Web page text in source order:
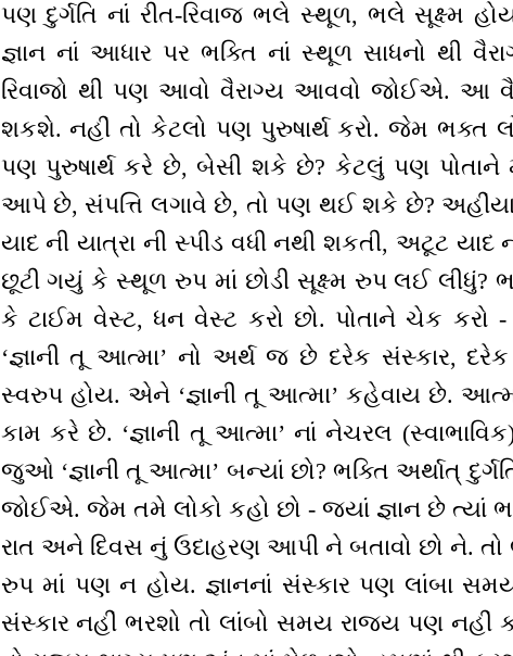
પણ દુર્ગતિ નાં રીત-રિવાજ ભલે સ્થૂળ, ભલે સૂક્ષ્મ
જ્ઞાન નાં આધાર પર ભક્તિ નાં સ્થૂળ સાધનો થી
રિવાજો થી પણ આવો વૈરાગ્ય આવવો જોઈએ. આ
શકશે. નહીં તો કેટલો પણ પુરુષાર્થ કરો. જેમ ભક્ત
પણ પુરુષાર્થ કરે છે, બેસી શકે છે? કેટલું પણ પોતાને
આપે છે, સંપત્તિ લગાવે છે, તો પણ થઈ શકે છે? અહીંયા
યાદ ની યાત્રા ની સ્પીડ વધી નથી શકતી, અટૂટ
છૂટી ગયું કે સ્થૂળ રુપ માં છોડી સૂક્ષ્મ રુપ લઈ લીધું?
કે ટાઈમ વેસ્ટ, ધન વેસ્ટ કરો છો. પોતાને ચેક કરો -
‘જ્ઞાની તૂ આત્મા’ નો અર્થ જ છે દરેક સંસ્કાર,
સ્વરુપ હોય. એને ‘જ્ઞાની તૂ આત્મા’ કહેવાય છે.
કામ કરે છે. ‘જ્ઞાની તૂ આત્મા’ નાં નેચરલ
જુઓ ‘જ્ઞાની તૂ આત્મા’ બન્યાં છો? ભક્તિ અર્થાત્
જોઈએ. જેમ તમે લોકો કહો છો - જ્યાં જ્ઞાન છે ત્યાં
રાત અને દિવસ નું ઉદાહરણ આપી ને બતાવો છો ને.
રુપ માં પણ ન હોય. જ્ઞાનનાં સંસ્કાર પણ લાંબા
સંસ્કાર નહીં ભરશો તો લાંબો સમય રાજ્ય પણ નહીં